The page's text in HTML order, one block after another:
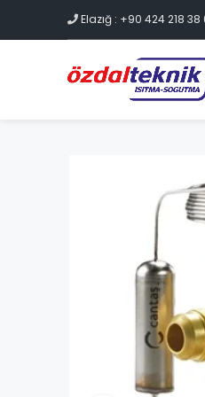
Elazığ : +90 424 218 38